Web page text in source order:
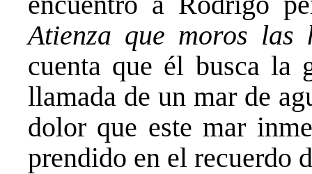
Atienza que moros las
cuenta que él busca la
llamada de un mar de
dolor que este mar
prendido en el recuerdo